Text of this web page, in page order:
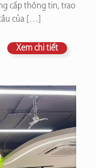
cấp thông tin, trao
của […]
Xem chi tiết